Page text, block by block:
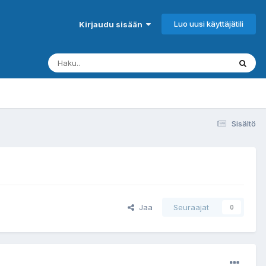
Kirjaudu sisään Luo uusi käyttäjätili
Sisältö
Jaa Seuraajat 0